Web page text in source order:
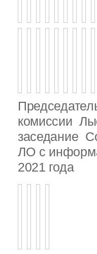
комиссии
заседание
ЛО с
2021 года